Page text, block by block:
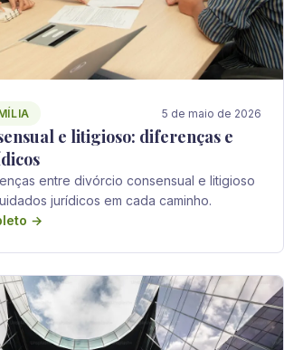
5 de maio de 2026
e litigioso: diferenças e
entre divórcio consensual e litigioso
jurídicos em cada caminho.
→